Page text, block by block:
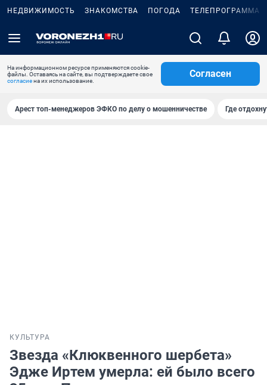
НЕДВИЖИМОСТЬ ЗНАКОМСТВА ПОГОДА ТЕЛЕПРОГРАММА
На информационном ресурсе применяются cookie-
файлы. Оставаясь на сайте, вы подтверждаете свое
согласиена их использование.
Согласен
Арест топ-менеджеров ЭФКО по делу о мошенничестве Где
КУЛЬТУРА
Звезда «Клюквенного шербета»
Эдже Иртем умерла: ей было всего